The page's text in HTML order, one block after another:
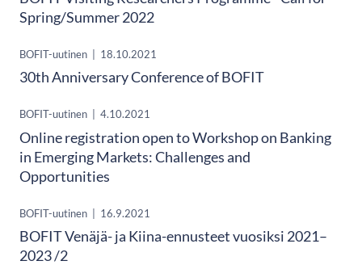
Spring/Summer 2022
BOFIT-uutinen 18.10.2021
30th Anniversary Conference of BOFIT
BOFIT-uutinen 4.10.2021
Online registration open to Workshop on Banking
in Emerging Markets: Challenges and
Opportunities
BOFIT-uutinen | 16.9.2021
BOFIT Venäjä- ja Kiina-ennusteet vuosiksi 2021–
2023 /2